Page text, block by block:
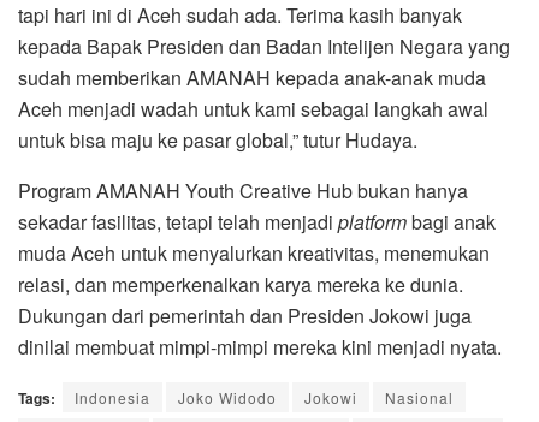
tapi hari ini di Aceh sudah ada. Terima kasih banyak
kepada Bapak Presiden dan Badan Intelijen Negara yang
sudah memberikan AMANAH kepada anak-anak muda
Aceh menjadi wadah untuk kami sebagai langkah awal
untuk bisa maju ke pasar global,” tutur Hudaya.
Program AMANAH Youth Creative Hub bukan hanya
sekadar fasilitas, tetapi telah menjadi platformbagi anak
muda Aceh untuk menyalurkan kreativitas, menemukan
relasi, dan memperkenalkan karya mereka ke dunia.
Dukungan dari pemerintah dan Presiden Jokowi juga
dinilai membuat mimpi-mimpi mereka kini menjadi nyata.
Tags: Indonesia Joko Widodo Jokowi
Nasional